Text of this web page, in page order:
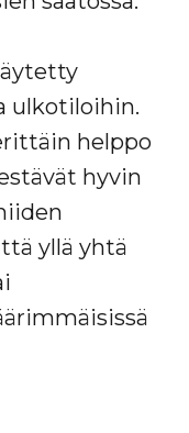
ulkotiloihin.
helppo
hyvin
yllä yhtä